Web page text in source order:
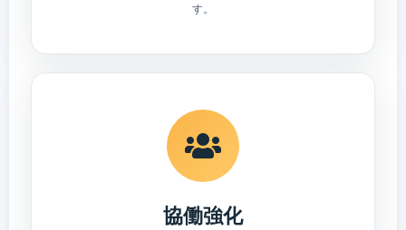
す。
協働強化